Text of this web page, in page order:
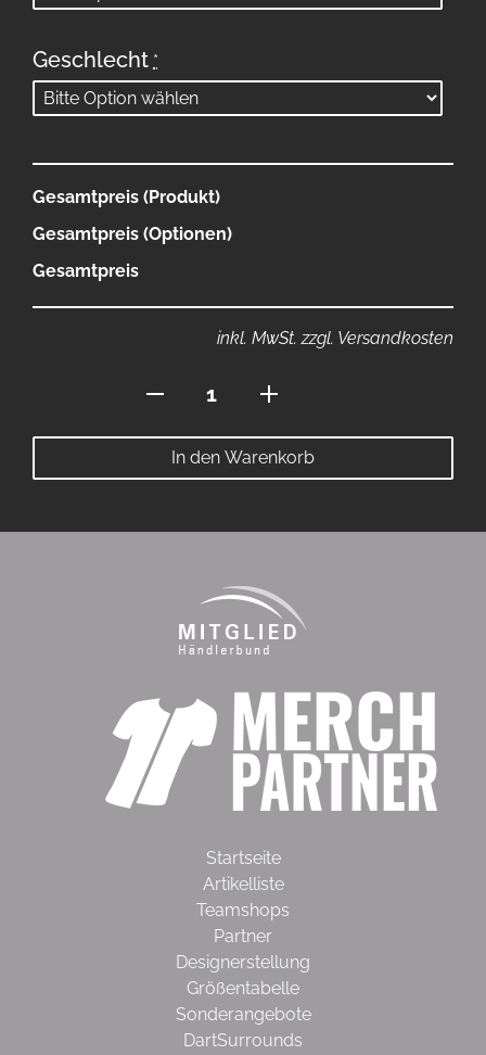
Geschlecht *
Gesamtpreis (Produkt)
Gesamtpreis (Optionen)
Gesamtpreis
inkl. MwSt. zzgl. Versandkosten
Reissverschluss
Menge
In den Warenkorb
Startseite
Artikelliste
Teamshops
Partner
Designerstellung
Größentabelle
Sonderangebote
DartSurrounds